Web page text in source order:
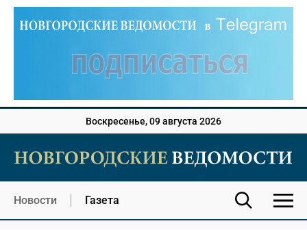
Воскресенье, 09 августа 2026
Новости Газета